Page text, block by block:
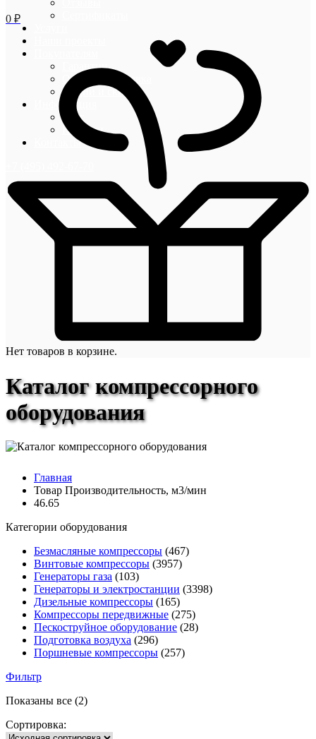
Гарантии
Оплата и доставка
Акции и скидки
Информация
Блог
Новости
Контакты
0 ₽
Нет товаров в корзине.
Каталог компрессорного
оборудования
Главная
Товар Производительность, м3/мин
46.65
Категории оборудования
Безмасляные компрессоры (467)
Винтовые компрессоры (3957)
Генераторы газа (103)
Генераторы и электростанции (3398)
Дизельные компрессоры (165)
Компрессоры передвижные (275)
Пескоструйное оборудование (28)
Подготовка воздуха (296)
Поршневые компрессоры (257)
Фильтр
Показаны все (2)
Сортировка: